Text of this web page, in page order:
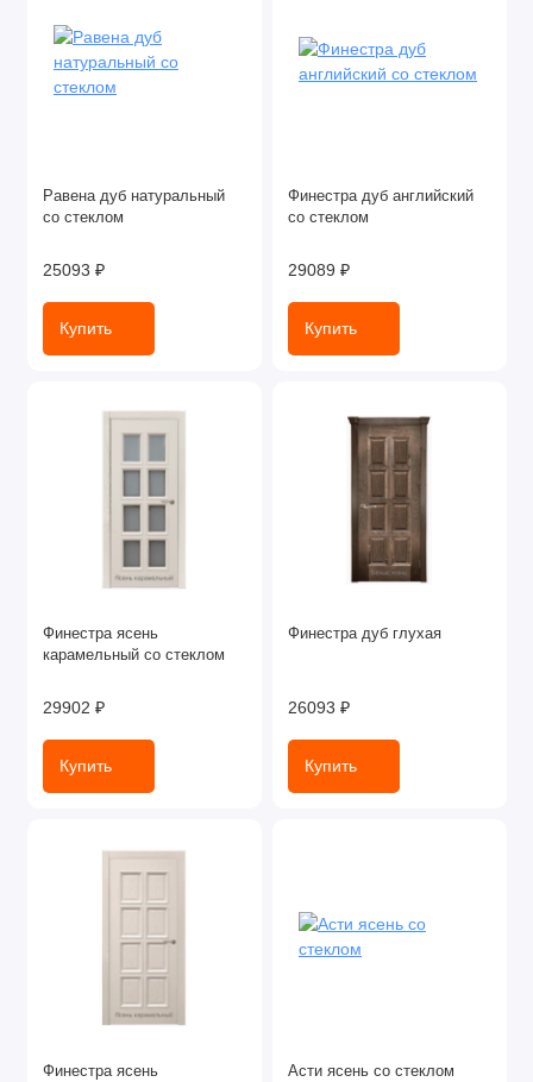
Равена дуб натуральный
со стеклом
25093 ₽
Купить
Финестра дуб английский
со стеклом
29089 ₽
Купить
Финестра ясень
карамельный со стеклом
29902 ₽
Купить
Финестра дуб глухая
26093 ₽
Купить
Финестра ясень
Асти ясень со стеклом